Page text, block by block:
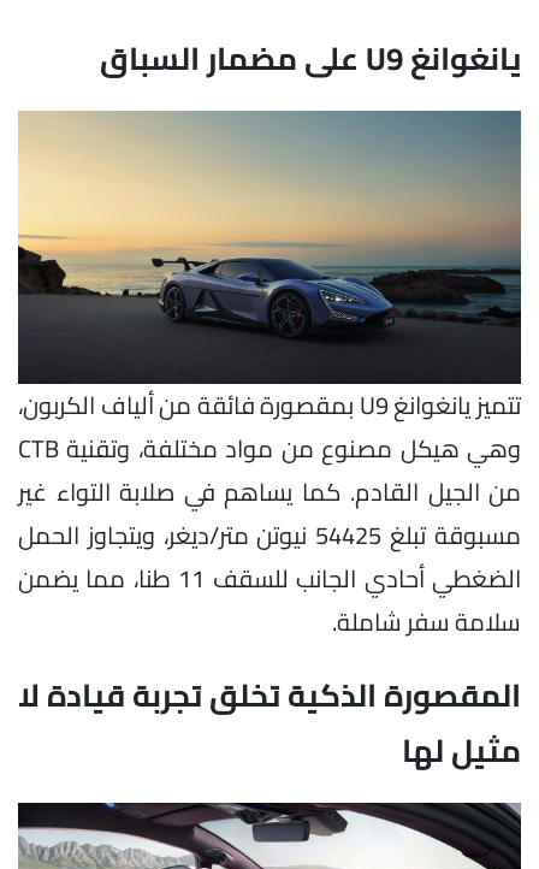
يانغوانغ U9 على مضمار السباق
تتميز يانغوانغ U9 بمقصورة فائقة من ألياف الكربون،
وهي هيكل مصنوع من مواد مختلفة، وتقنية CTB
من الجيل القادم. كما يساهم في صلابة التواء غير
مسبوقة تبلغ 54425 نيوتن متر/ديغر، ويتجاوز الحمل
الضغطي أحادي الجانب للسقف 11 طنا، مما يضمن
سلامة سفر شاملة.
المقصورة الذكية تخلق تجربة قيادة لا
مثيل لها